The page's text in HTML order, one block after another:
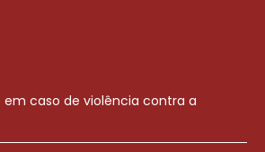
em caso de violência contra a